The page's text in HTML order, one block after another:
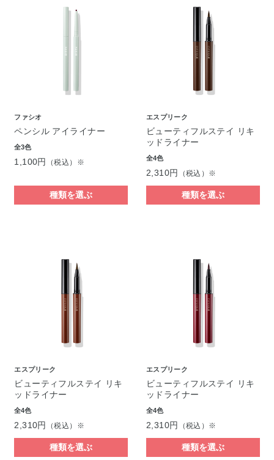
ファシオ
ペンシル アイライナー
全3色
1,100円 （税込）※
種類を選ぶ
エスプリーク
ビューティフルステイ リキ
ッドライナー
全4色
2,310円 （税込）※
種類を選ぶ
エスプリーク
ビューティフルステイ リキ
ッドライナー
全4色
2,310円 （税込）※
種類を選ぶ
エスプリーク
ビューティフルステイ リキ
ッドライナー
全4色
2,310円 （税込）※
種類を選ぶ